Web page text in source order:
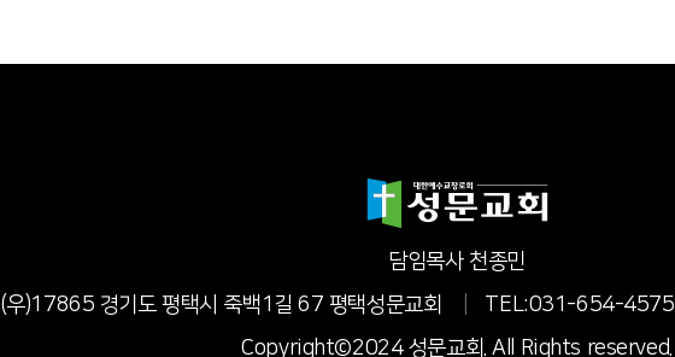
담임목사 천종민
(우)17865 경기도 평택시 죽백1길 67 평택성문교회
TEL:031-654-4575
Copyright©2024 성문교회. All Rights reserved.